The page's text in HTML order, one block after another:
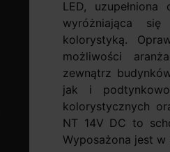
LED,
wyróżniająca
kolorystyką.
możliwości
zewnątrz
jak i
kolorystycznych
NT 14V DC to
Wyposażona jest w